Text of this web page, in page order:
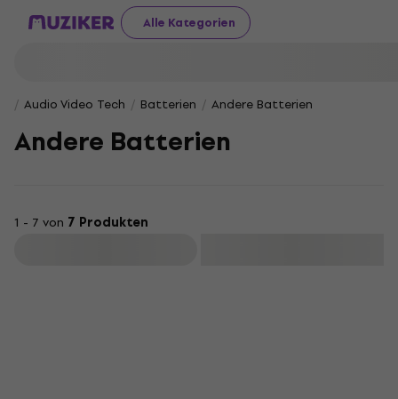
Alle Kategorien
Audio Video Tech Batterien Andere Batterien
Andere Batterien
1 - 7 von 7 Produkten